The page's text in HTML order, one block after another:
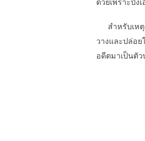
สำหรับเหตุ
วางและปล่อย
อดีตมาเป็นตั